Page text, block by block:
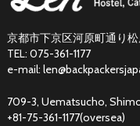
京都市下京区河原町通り
TEL: 075-361-1177
e-mail:
709-3, Uematsucho,
+81-75-361-1177(oversea)